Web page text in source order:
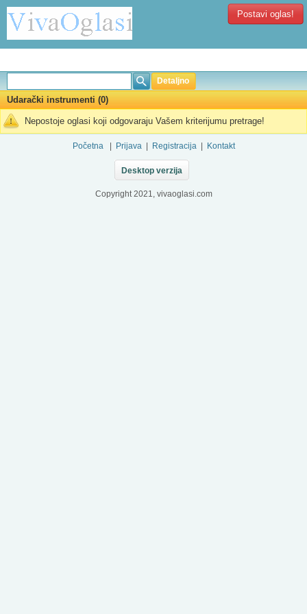
Postavi oglas!
Detaljno
Udarački instrumenti (0)
Nepostoje oglasi koji odgovaraju Vašem kriterijumu pretrage!
Početna Prijava Registracija Kontakt
Desktop verzija
Copyright 2021, vivaoglasi.com